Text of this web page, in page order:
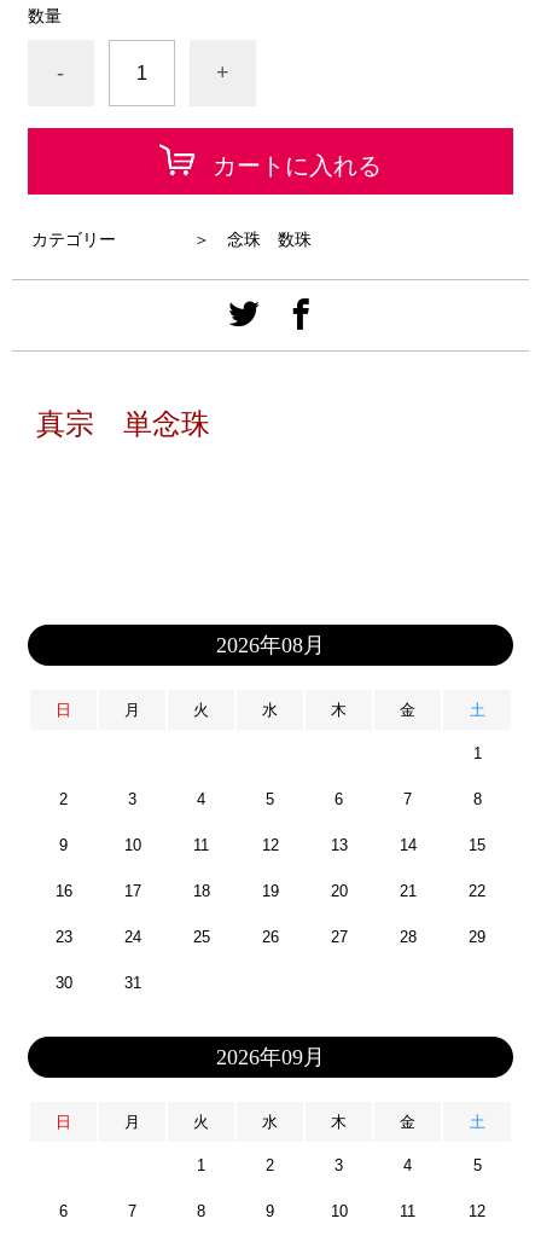
数量
- +
カートに入れる
カテゴリー ＞ 念珠 数珠
真宗 単念珠
2026年08月
日 月 火 水 木 金 土
1
2 3 4 5 6 7 8
9 10 11 12 13 14 15
16 17 18 19 20 21 22
23 24 25 26 27 28 29
30 31
2026年09月
日 月 火 水 木 金 土
1 2 3 4 5
6 7 8 9 10 11 12